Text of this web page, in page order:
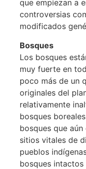
que empiezan a
controversias
modificados
Bosques
Los bosques
muy fuerte en
poco más de un
originales del
relativamente
bosques
bosques que
sitios vitales de
pueblos
bosques